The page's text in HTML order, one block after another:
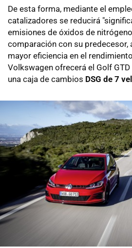
De esta forma, mediante el
catalizadores se reducirá
emisiones de óxidos de nitrógeno
comparación con su predecesor,
mayor eficiencia en el
Volkswagen ofrecerá el Golf
una caja de cambios DSG de 7